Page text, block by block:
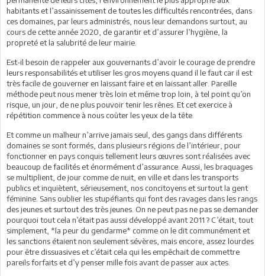
habitants et l’assainissement de toutes les difficultés rencontrées, dans
ces domaines, par leurs administrés, nous leur demandons surtout, au
cours de cette année 2020, de garantir et d’assurer l’hygiène, la
propreté et la salubrité de leur mairie.
Est-il besoin de rappeler aux gouvernants d’avoir le courage de prendre
leurs responsabilités et utiliser les gros moyens quand il le faut car il est
très facile de gouverner en laissant faire et en laissant aller. Pareille
méthode peut nous mener très loin et même trop loin, à tel point qu’on
risque, un jour, de ne plus pouvoir tenir les rênes. Et cet exercice à
répétition commence à nous coûter les yeux de la tête.
Et comme un malheur n’arrive jamais seul, des gangs dans différents
domaines se sont formés, dans plusieurs régions de l’intérieur, pour
fonctionner en pays conquis tellement leurs œuvres sont réalisées avec
beaucoup de facilités et énormément d’assurance. Aussi, les braquages
se multiplient, de jour comme de nuit, en ville et dans les transports
publics et inquiètent, sérieusement, nos concitoyens et surtout la gent
féminine. Sans oublier les stupéfiants qui font des ravages dans les rangs
des jeunes et surtout des très jeunes. On ne peut pas ne pas se demander
pourquoi tout cela n’était pas aussi développé avant 2011 ? C’était, tout
simplement, *la peur du gendarme* comme on le dit communément et
les sanctions étaient non seulement sévères, mais encore, assez lourdes
pour être dissuasives et c’était cela qui les empêchait de commettre
pareils forfaits et d’y penser mille fois avant de passer aux actes.